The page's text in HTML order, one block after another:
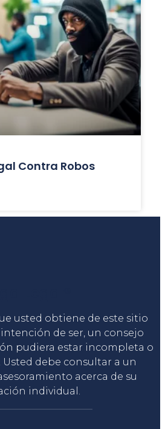
Contra Robos
usted obtiene de este sitio
de ser, un consejo
pudiera estar incompleta o
Usted debe consultar a un
acerca de su
individual.